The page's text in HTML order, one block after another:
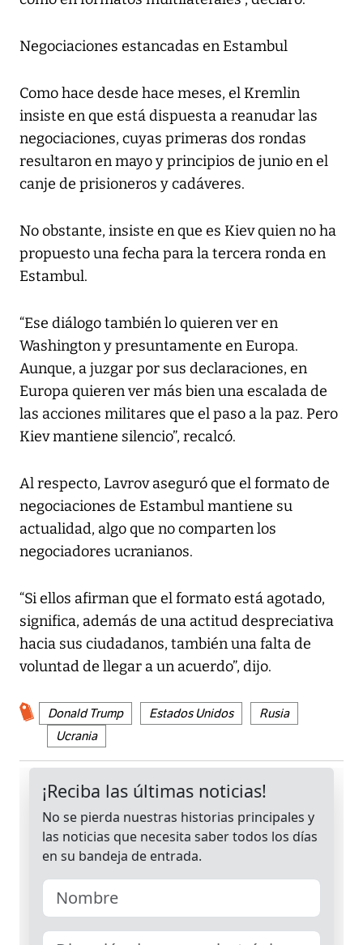
Negociaciones estancadas en Estambul
Como hace desde hace meses, el Kremlin
insiste en que está dispuesta a reanudar las
negociaciones, cuyas primeras dos rondas
resultaron en mayo y principios de junio en el
canje de prisioneros y cadáveres.
No obstante, insiste en que es Kiev quien no ha
propuesto una fecha para la tercera ronda en
Estambul.
“Ese diálogo también lo quieren ver en
Washington y presuntamente en Europa.
Aunque, a juzgar por sus declaraciones, en
Europa quieren ver más bien una escalada de
las acciones militares que el paso a la paz. Pero
Kiev mantiene silencio”, recalcó.
Al respecto, Lavrov aseguró que el formato de
negociaciones de Estambul mantiene su
actualidad, algo que no comparten los
negociadores ucranianos.
“Si ellos afirman que el formato está agotado,
significa, además de una actitud despreciativa
hacia sus ciudadanos, también una falta de
voluntad de llegar a un acuerdo”, dijo.
Donald Trump Estados Unidos
Rusia
Ucrania